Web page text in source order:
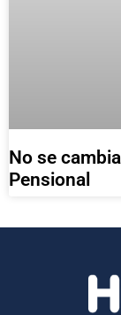
No se
Pensional